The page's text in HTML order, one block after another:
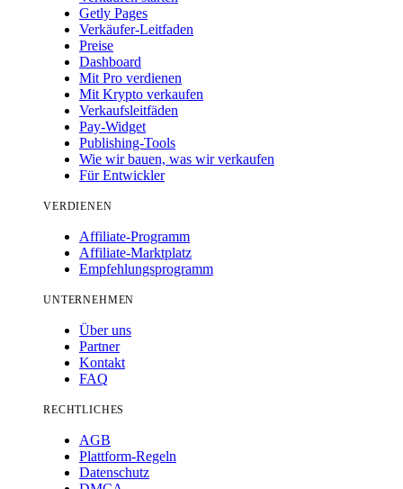
Getly Pages
Verkäufer-Leitfaden
Preise
Dashboard
Mit Pro verdienen
Mit Krypto verkaufen
Verkaufsleitfäden
Pay-Widget
Publishing-Tools
Wie wir bauen, was wir verkaufen
Für Entwickler
VERDIENEN
Affiliate-Programm
Affiliate-Marktplatz
Empfehlungsprogramm
UNTERNEHMEN
Über uns
Partner
Kontakt
FAQ
RECHTLICHES
AGB
Plattform-Regeln
Datenschutz